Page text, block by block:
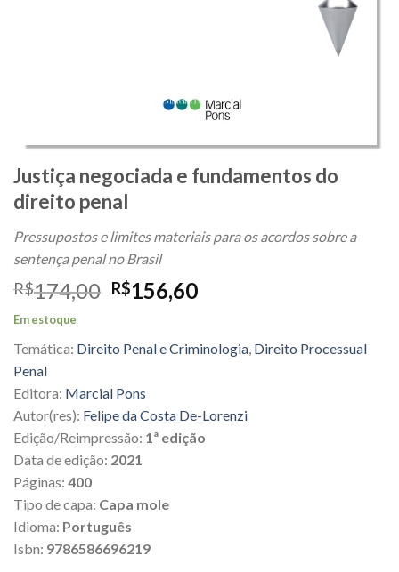
Justiça negociada e fundamentos do
direito penal
Pressupostos e limites materiais para os acordos sobre a
sentença penal no Brasil
R$174,00 O
era:
R$156,60O
é:
Em estoque
Temática: Direito Penal e Criminologia, Direito Processual
Penal
Editora: Marcial Pons
Autor(res): Felipe da Costa De-Lorenzi
Edição/Reimpressão: 1ª edição
Data de edição: 2021
Páginas: 400
Tipo de capa: Capa mole
Idioma: Português
Isbn: 9786586696219